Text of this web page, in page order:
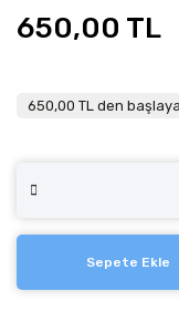
650,00 TL
650,00 TL den
Sepete Ekle